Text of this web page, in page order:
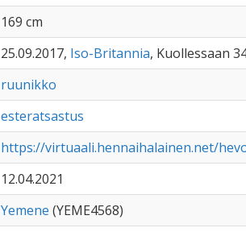
169 cm
25.09.2017, Iso-Britannia, Kuollessaan
ruunikko
esteratsastus
https://virtuaali.hennaihalainen.net/
12.04.2021
Yemene (YEME4568)